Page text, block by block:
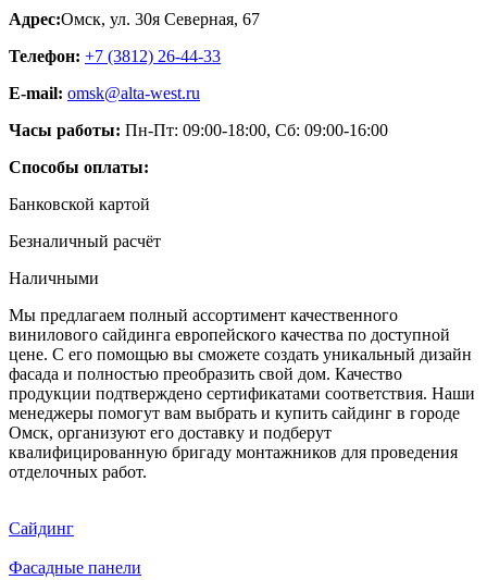
Адрес:Омск, ул. 30я Северная, 67
Телефон: +7 (3812) 26‑44-33
E-mail: omsk@alta-west.ru
Часы работы: Пн-Пт: 09:00-18:00, Сб: 09:00-16:00
Способы оплаты:
Банковской картой
Безналичный расчёт
Наличными
Мы предлагаем полный ассортимент качественного
винилового сайдинга европейского качества по доступной
цене. С его помощью вы сможете создать уникальный дизайн
фасада и полностью преобразить свой дом. Качество
продукции подтверждено сертификатами соответствия. Наши
менеджеры помогут вам выбрать и купить сайдинг в городе
Омск, организуют его доставку и подберут
квалифицированную бригаду монтажников для проведения
отделочных работ.
Сайдинг
Фасадные панели